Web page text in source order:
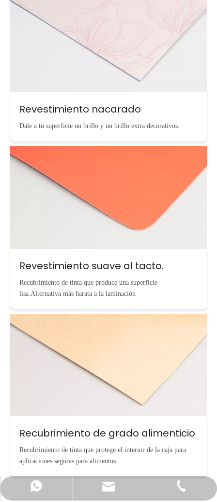
Revestimiento nacarado
Dale a tu superficie un brillo y un brillo extra decorativos.
Revestimiento suave al tacto.
Recubrimiento de tinta que produce una superficie
lisa.Alternativa más barata a la laminación
Recubrimiento de grado alimenticio
Recubrimiento de tinta que protege el interior de la caja para
aplicaciones seguras para alimentos
Contactar vía WhatsApp
info@cnecopackaging.com
+86-15221732206